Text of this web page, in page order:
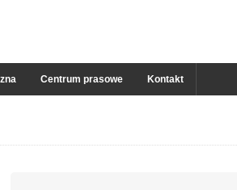
Centrum prasowe Kontakt